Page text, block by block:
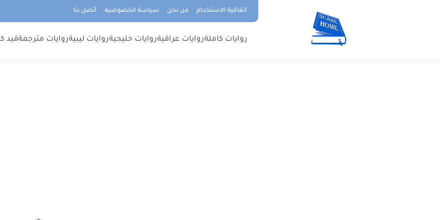
اتفاقية الاستخدام من نحن سياسة الخصوصيه أتصل بنا
روايات كاملةروايات عراقيةروايات خليجيةروايات ليبيةروايات مترجمةقيد